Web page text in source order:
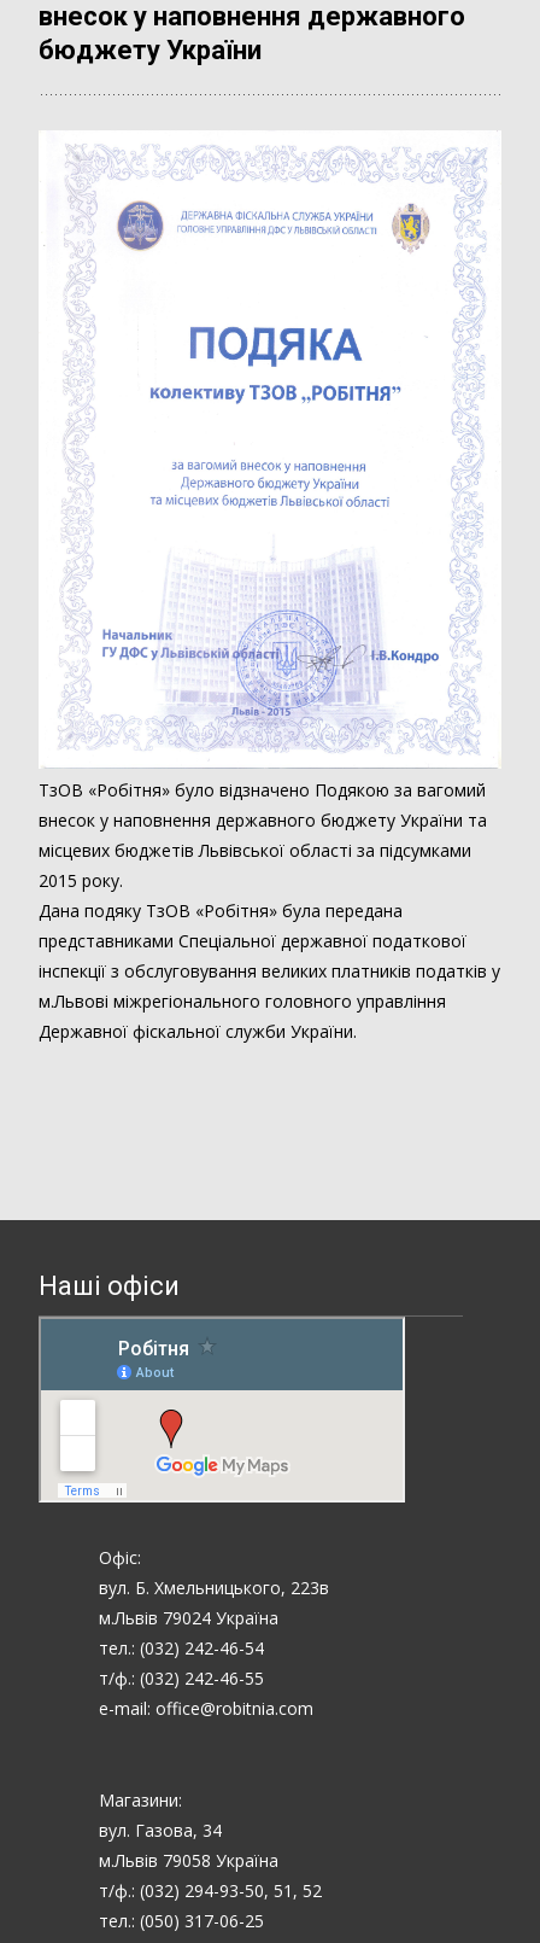
внесок у наповнення державного
бюджету України
ТзОВ «Робітня» було відзначено Подякою за вагомий
внесок у наповнення державного бюджету України та
місцевих бюджетів Львівської області за підсумками
2015 року.
Дана подяку ТзОВ «Робітня» була передана
представниками Спеціальної державної податкової
інспекції з обслуговування великих платників податків у
м.Львові міжрегіонального головного управління
Державної фіскальної служби України.
Наші офіси
Офіс:
вул. Б. Хмельницького, 223в
м.Львів 79024 Україна
тел.: (032) 242-46-54
т/ф.: (032) 242-46-55
e-mail: office@robitnia.com
Магазини:
вул. Газова, 34
м.Львів 79058 Україна
т/ф.: (032) 294-93-50, 51, 52
тел.: (050) 317-06-25